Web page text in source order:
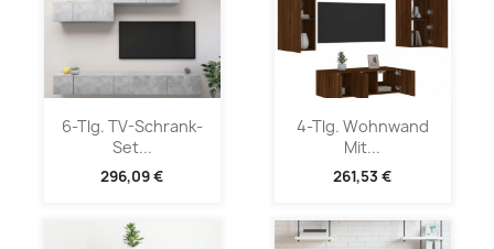
6-Tlg. TV-Schrank-
Set...
296,09 €
4-Tlg. Wohnwand
Mit...
261,53 €